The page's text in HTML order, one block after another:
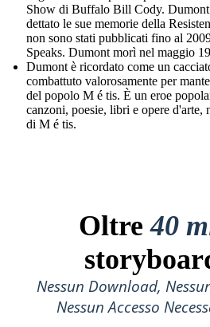
Show di Buffalo Bill Cody.
dettato le sue memorie della
non sono stati pubblicati fino al
Speaks. Dumont morì nel maggio
Dumont è ricordato come un
combattuto valorosamente per
del popolo M é tis. È un eroe
canzoni, poesie, libri e opere
di M é tis.
Oltre40
Nessun Download,
Nessun Accesso